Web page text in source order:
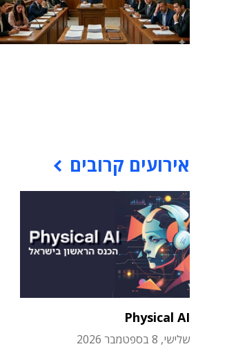
אירועים קרובים
Physical AI
שלישי, 8 בספטמבר 2026